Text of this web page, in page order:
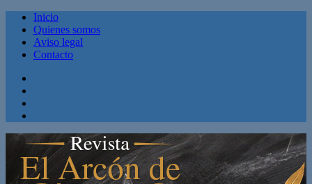
Inicio
Quienes somos
Aviso legal
Contacto